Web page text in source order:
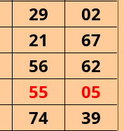
29
02
21
67
56
62
55
05
74
39